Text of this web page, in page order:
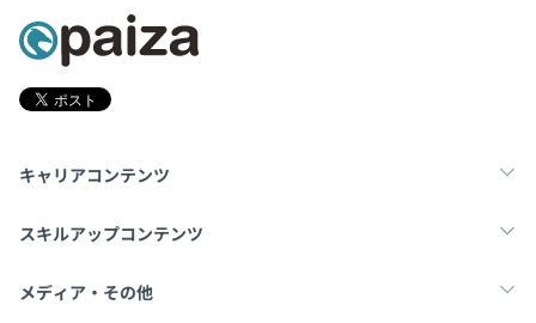
キャリアコンテンツ
転職・キャリア
スキルアップコンテンツ
学習
メディア・その他